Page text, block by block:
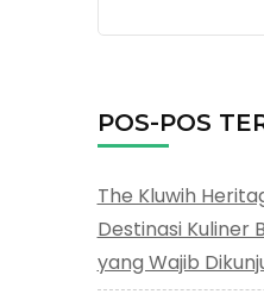
POS-POS
The Kluwih
Destinasi Kuliner
yang Wajib